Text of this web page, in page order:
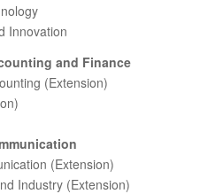
Innovation
and Finance
(Extension)
(Extension)
Industry (Extension)